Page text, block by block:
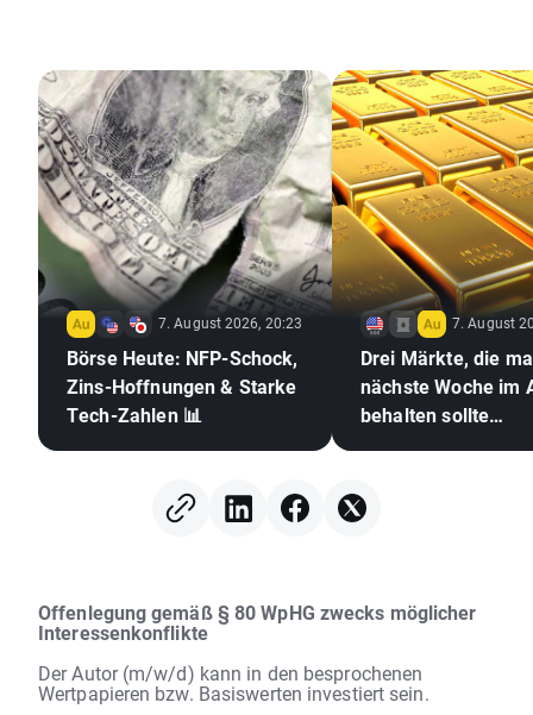
7. August 2026, 20:23
Börse Heute: NFP-Schock,
Zins-Hoffnungen & Starke
Tech-Zahlen 📊
7. August
Drei Märkte, die
nächste Woche im
behalten sollte
Offenlegung gemäß § 80 WpHG zwecks möglicher
Interessenkonflikte
Der Autor (m/w/d) kann in den besprochenen
Wertpapieren bzw. Basiswerten investiert sein.